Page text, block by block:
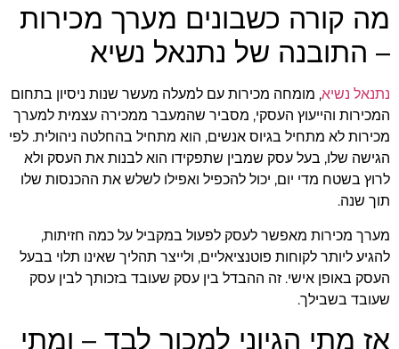
מה קורה כשבונים מערך מכירות
– התובנה של נתנאל נשיא
נתנאל נשיא, מומחה מכירות עם למעלה מעשר שנות ניסיון בתחום
המכירות והייעוץ העסקי, מסביר שהמעבר ממכירה עצמית למערך
מכירות לא מתחיל בגיוס אנשים, הוא מתחיל בהחלטה ניהולית. לפי
הגישה שלו, בעל עסק שמבין שתפקידו הוא לבנות את העסק ולא
לרוץ בשטח מדי יום, יכול להכפיל ואפילו לשלש את ההכנסות שלו
תוך שנה.
מערך מכירות מאפשר לעסק לפעול במקביל על כמה חזיתות,
להגיע ליותר לקוחות פוטנציאליים, ולייצר תהליך שאינו תלוי בבעל
העסק באופן אישי. זה ההבדל בין עסק שעובד בזכותך לבין עסק
שעובד בשבילך.
אז מתי הגיוני למכור לבד – ומתי